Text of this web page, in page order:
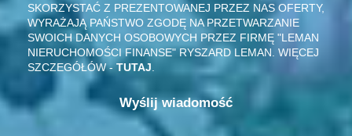
SKORZYSTAĆ Z PREZENTOWANEJ PRZEZ NAS OFERTY,
WYRAŻAJĄ PAŃSTWO ZGODĘ NA PRZETWARZANIE
SWOICH DANYCH OSOBOWYCH PRZEZ FIRMĘ "LEMAN
NIERUCHOMOŚCI FINANSE" RYSZARD LEMAN. WIĘCEJ
SZCZEGÓŁÓW -TUTAJ